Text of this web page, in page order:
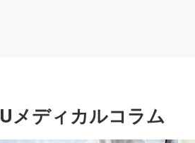
メディカルコラム